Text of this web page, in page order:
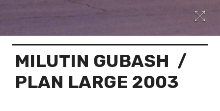
MILUTIN GUBASH /
PLAN LARGE 2003